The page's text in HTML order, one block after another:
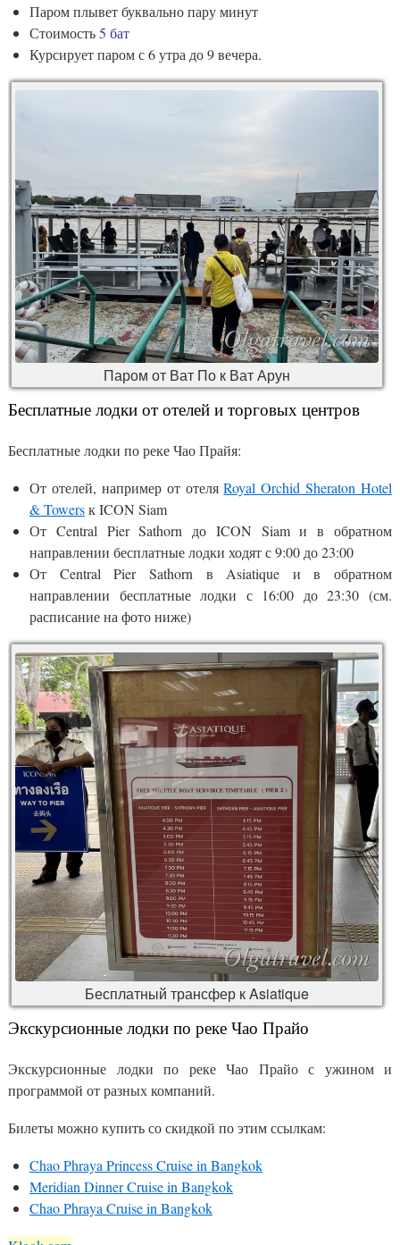
Паром плывет буквально пару минут
Стоимость5 бат
Курсирует паром с 6 утра до 9 вечера.
Паром от Ват По к Ват Арун
Бесплатные лодки от отелей и торговых центров
Бесплатные лодки по реке Чао Прайя:
От отелей, например от отеляRoyal Orchid Sheraton Hotel
& Towersк ICON Siam
От Central Pier Sathorn до ICON Siam и в обратном
направлении бесплатные лодки ходят с 9:00 до 23:00
От Central Pier Sathorn в Asiatique и в обратном
направлении бесплатные лодки с 16:00 до 23:30 (см.
расписание на фото ниже)
Бесплатный трансфер к Asiatique
Экскурсионные лодки по реке Чао Прайо
Экскурсионные лодки по реке Чао Прайо с ужином и
программой от разных компаний.
Билеты можно купить со скидкой по этим ссылкам:
Chao Phraya Princess Cruise in Bangkok
Meridian Dinner Cruise in Bangkok
Chao Phraya Cruise in Bangkok